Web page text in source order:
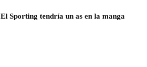
El Sporting tendría un as en la manga